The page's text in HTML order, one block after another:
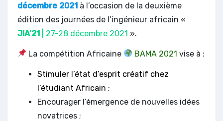
décembre 2021 à l’occasion de la deuxième
édition des journées de l’ingénieur africain «
JIA’21 | 27-28 décembre 2021 ».
La compétition Africaine BAMA 2021 vise à :
Stimuler l’état d’esprit créatif chez
l’étudiant Africain ;
Encourager l’émergence de nouvelles idées
novatrices ;